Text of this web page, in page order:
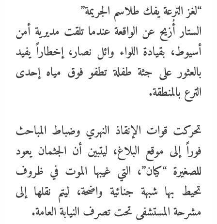
“​لغز الترعة يفك طلاسم الجريمة”
​الستار أُزيح عن الواقعة عندما تلقت مديرية أمن
أسيوط، بقيادة اللواء وائل نصار، إخطاراً يفيد
بالعثور على جثة طفلة تطفو فوق مياه إحدى
الترع بالمنطقة.
تحركت قوات الإنقاذ النهري وضباط المباحث
فوراً إلى موقع البلاغ، ليتبين أن الجثمان يعود
للصغيرة “كيان”، التي غيبها الموت في ظروف
تحيط بها شبهة جنائية واضحة، ليتم نقلها إلى
مشرحة المستشفى تحت تصرف النيابة العامة.